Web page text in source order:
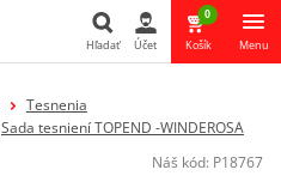
Hľadať Účet
0
Košík Menu
Tesnenia
Sada tesniení TOPEND -WINDEROSA
Náš kód: P18767